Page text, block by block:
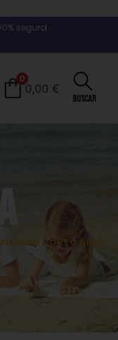
seguro
0
0,00 €
Buscar
CORTO NIÑO